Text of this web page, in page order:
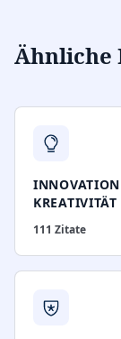
Ähnliche
KREATIVITÄT
111 Zitate